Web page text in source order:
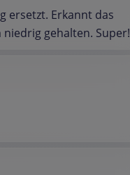
ersetzt. Erkannt das
gehalten. Super!